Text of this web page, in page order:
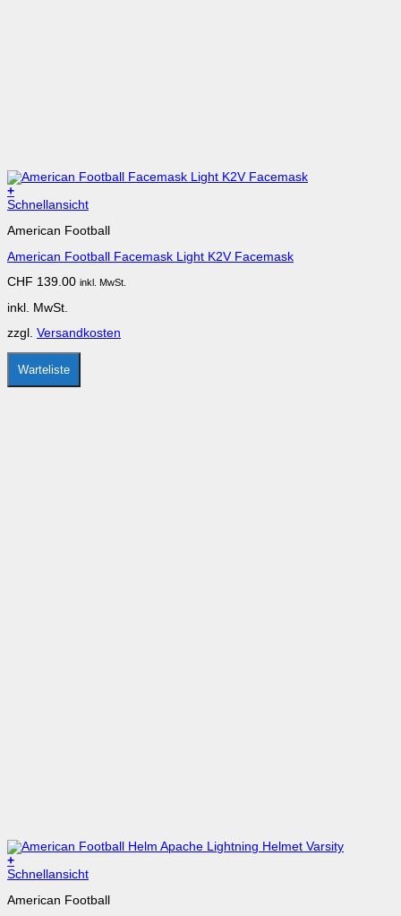
+
Dieses
weist
Varianten
Die
können
der
Produktseite
gewählt
Schnellansicht
American Football
American Football Facemask Light K2V Facemask
CHF 139.00 inkl. MwSt.
inkl. MwSt.
zzgl. Versandkosten
Warteliste
+
Dieses
weist
Schnellansicht
American Football